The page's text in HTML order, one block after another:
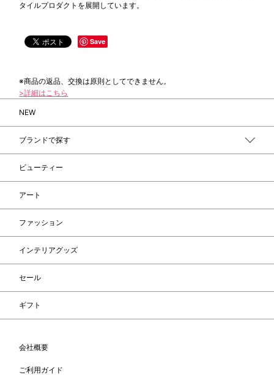
タイルプロダクトを展開しています。
Save
※商品の返品、交換は原則としてできません。
>詳細はこちら
NEW
ブランドで探す
ビューティー
アート
ファッション
インテリアグッズ
セール
ギフト
会社概要
ご利用ガイド